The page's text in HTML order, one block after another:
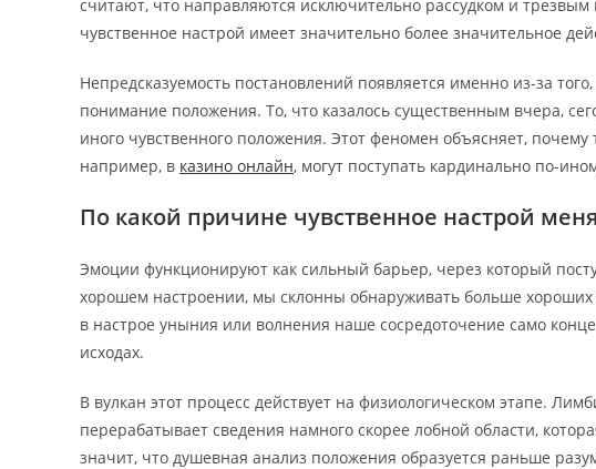
считают, что направляются исключительно рассудком и
чувственное настрой имеет значительно более значительное
Непредсказуемость постановлений появляется именно из-за
понимание положения. То, что казалось существенным вчера,
иного чувственного положения. Этот феномен объясняет,
например, в казино онлайн, могут поступать кардинально по-
По какой причине чувственное настрой
Эмоции функционируют как сильный барьер, через который
хорошем настроении, мы склонны обнаруживать больше
в настрое уныния или волнения наше сосредоточение само
исходах.
В вулкан этот процесс действует на физиологическом этапе.
перерабатывает сведения намного скорее лобной области,
значит, что душевная анализ положения образуется раньше